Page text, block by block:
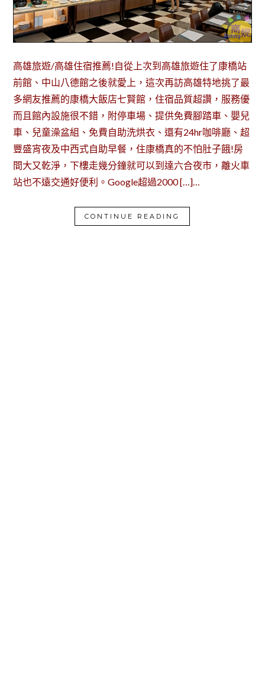
高雄旅遊/高雄住宿推薦!自從上次到高雄旅遊住了康橋站
前館、中山八德館之後就愛上，這次再訪高雄特地挑了最
多網友推薦的康橋大飯店七賢館，住宿品質超讚，服務優
而且館內設施很不錯，附停車場、提供免費腳踏車、嬰兒
車、兒童澡盆組、免費自助洗烘衣、還有24hr咖啡廳、超
豐盛宵夜及中西式自助早餐，住康橋真的不怕肚子餓!房
間大又乾淨，下樓走幾分鐘就可以到達六合夜市，離火車
站也不遠交通好便利。Google超過2000 […]…
CONTINUE READING